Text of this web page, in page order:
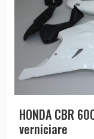
HONDA CBR
verniciare